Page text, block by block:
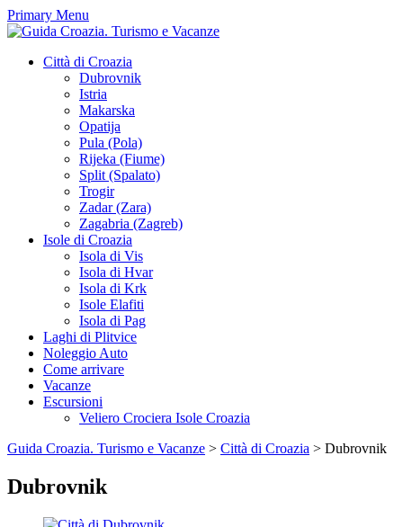
Primary Menu
Città di Croazia
Dubrovnik
Istria
Makarska
Opatija
Pula (Pola)
Rijeka (Fiume)
Split (Spalato)
Trogir
Zadar (Zara)
Zagabria (Zagreb)
Isole di Croazia
Isola di Vis
Isola di Hvar
Isola di Krk
Isole Elafiti
Isola di Pag
Laghi di Plitvice
Noleggio Auto
Come arrivare
Vacanze
Escursioni
Veliero Crociera Isole Croazia
Guida Croazia. Turismo e Vacanze > Città di Croazia > Dubrovnik
Dubrovnik